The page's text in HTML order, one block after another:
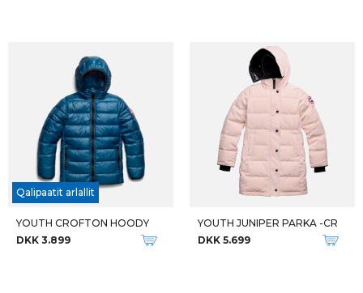
Qalipaatit arlallit
YOUTH CROFTON HOODY
DKK 3.899
YOUTH JUNIPER PARKA -CR
DKK 5.699